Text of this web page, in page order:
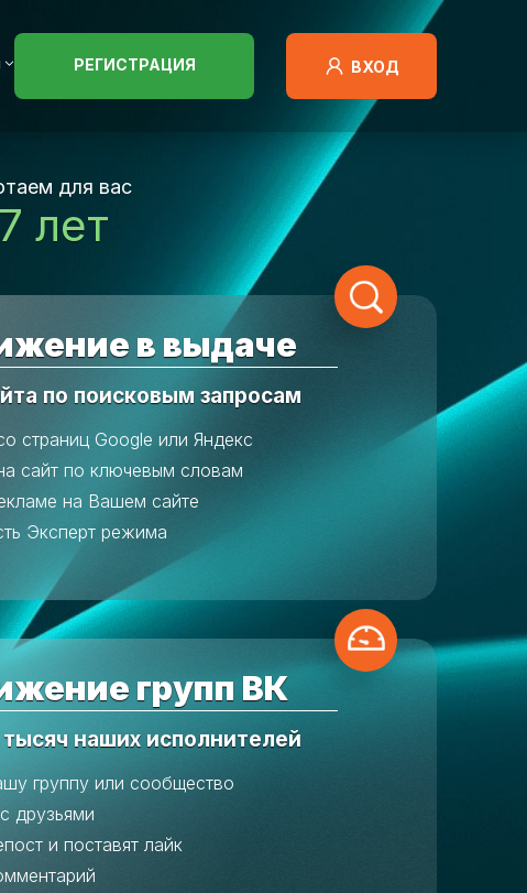
РЕГИСТРАЦИЯ ВХОД
для вас
лет
в выдаче
по поисковым запросам
страниц Google или Яндекс
сайт по ключевым словам
на Вашем сайте
Эксперт режима
групп ВК
наших исполнителей
группу или сообщество
друзьями
и поставят лайк